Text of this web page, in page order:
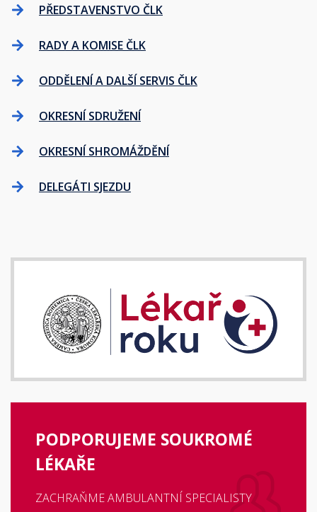
PŘEDSTAVENSTVO ČLK
RADY A KOMISE ČLK
ODDĚLENÍ A DALŠÍ SERVIS ČLK
OKRESNÍ SDRUŽENÍ
OKRESNÍ SHROMÁŽDĚNÍ
DELEGÁTI SJEZDU
PODPORUJEME SOUKROMÉ
LÉKAŘE
ZACHRAŇME AMBULANTNÍ SPECIALISTY